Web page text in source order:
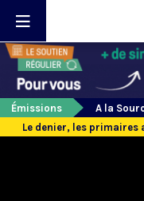
Émissions
A la
Le denier, les primaires